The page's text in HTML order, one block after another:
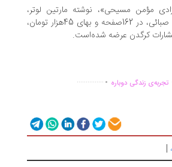
مسیحی»، نوشته مارتین لوتر،
گردآوری و ترجمه محمد صبائی، در 162صفحه و بهای 45هزار تومان،
................زندگی دوباره